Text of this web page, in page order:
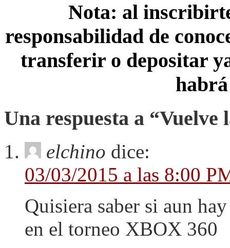
Nota: al
responsabilidad de
transferir o depositar
Una respuesta a
elchino dice:
03/03/2015 a las 8:00
Quisiera saber si aun
en el torneo XBOX 360